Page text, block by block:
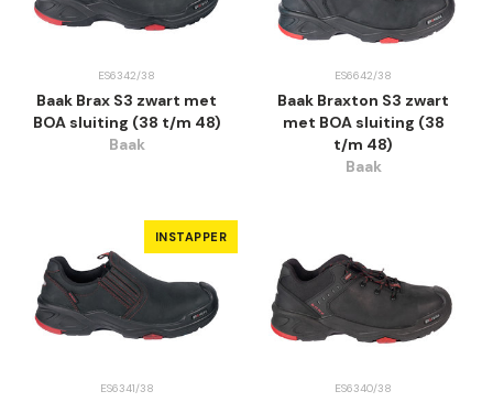
ES6342/38
Baak Brax S3 zwart met
BOA sluiting (38 t/m 48)
Baak
ES6642/38
Baak Braxton S3 zwart
met BOA sluiting (38
t/m 48)
Baak
INSTAPPER
ES6341/38 ES6340/38